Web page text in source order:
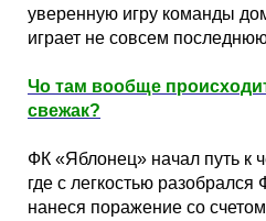
уверенную игру команды
играет не совсем
Чо там вообще
свежак?
ФК «Яблонец» начал путь к
где с легкостью
нанеся поражение со